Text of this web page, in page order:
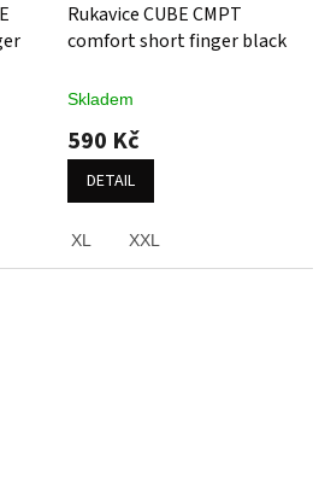
Rukavice CUBE CMPT
comfort short finger black
Skladem
590 Kč
DETAIL
XL XXL